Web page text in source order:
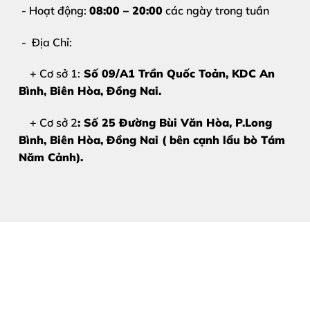
Máy ép kính chuyên dụng, phòng kỹ thuật riêng
Chúng tôi hiểu rằng ép kính iPhone 14 Plus
Bảng Giá Ép Kính iPhone 14
Giáép kính iPhone 14 Plus
- Hoạt động: 08:00 – 20:00 các ngày trong tuần
- Địa Chỉ:
+ Cơ sở 1: Số 09/A1 Trần Quốc Toản, KDC An
Bình, Biên Hòa, Đồng Nai.
+ Cơ sở 2: Số 25 Đường Bùi Văn Hòa, P.Long
Bình, Biên Hòa, Đồng Nai ( bên cạnh lẩu bò Tám
Năm Cảnh).